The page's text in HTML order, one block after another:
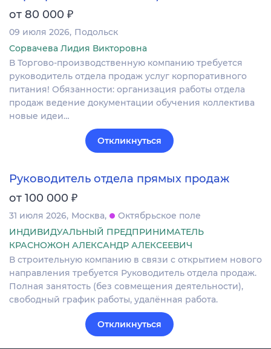
от 80 000 ₽
09 июля 2026 Подольск
Сорвачева Лидия Викторовна
В Торгово-производственную компанию требуется
руководитель отдела продаж услуг корпоративного
питания! Обязанности: организация работы отдела
продаж ведение документации обучения коллектива
новые идеи…
Откликнуться
Руководитель отдела прямых продаж
от 100 000 ₽
31 июля 2026 Москва
Октябрьское поле
ИНДИВИДУАЛЬНЫЙ ПРЕДПРИНИМАТЕЛЬ
КРАСНОЖОН АЛЕКСАНДР АЛЕКСЕЕВИЧ
В строительную компанию в связи с открытием нового
направления требуется Руководитель отдела продаж.
Полная занятость (без совмещения деятельности),
свободный график работы, удалённая работа.
Откликнуться